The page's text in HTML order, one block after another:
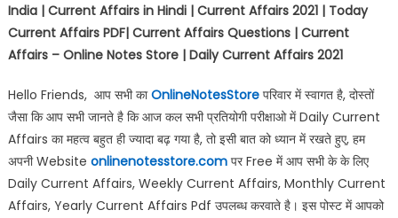
India | Current Affairs in Hindi | Current Affairs 2021 | Today
Current Affairs PDF| Current Affairs Questions | Current
Affairs – Online Notes Store | Daily Current Affairs 2021
Hello Friends, आप सभी काOnlineNotesStoreपरिवार में स्वागत है, दोस्तों
जैसा कि आप सभी जानते है कि आज कल सभी प्रतियोगी परीक्षाओ में Daily Current
Affairs का महत्व बहुत ही ज्यादा बढ़ गया है, तो इसी बात को ध्यान में रखते हुए, हम
अपनी Website onlinenotesstore.com पर Free में आप सभी के के लिए
Daily Current Affairs, Weekly Current Affairs, Monthly Current
Affairs, Yearly Current Affairs Pdf उपलब्ध करवाते है। इस पोस्ट में आपको